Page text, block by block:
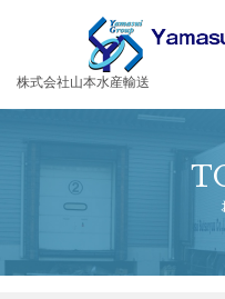
お客様の大切な荷物を安全・
株式会社山本水産輸送